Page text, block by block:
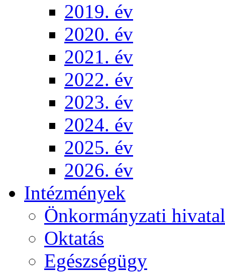
2019. év
2020. év
2021. év
2022. év
2023. év
2024. év
2025. év
2026. év
Intézmények
Önkormányzati hivatal
Oktatás
Egészségügy